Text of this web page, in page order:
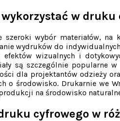
w druku
szeroki wybór materiałów,
wydruków do
efektów wizualnych i
są szczególnie
dla projektantów odzieży
o środowisko. Drukarnie we
na środowisko
cyfrowego w